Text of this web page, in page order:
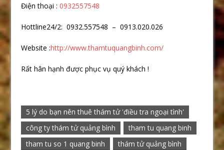
Điện thoại :0932557548
Hottline24/2: 0932.557548 – 0913.020.026
Website :http://www.thamtuquangbinh.com/
Rất hân hạnh được phục vụ quý khách !
5 lý do bạn nên thuê thám tử 'điều tra ngoại tình'
công ty thám tử quảng bình
tham tu quang binh
tham tu so 1 quang binh
thám tử quảng bình